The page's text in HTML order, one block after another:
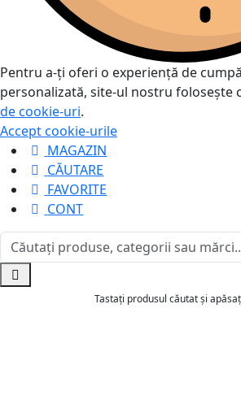
Pentru a-ți oferi o experiență de
personalizată, site-ul nostru folosește
de cookie-uri.
Accept cookie-urile
MAGAZIN
CĂUTARE
FAVORITE
CONT
Tastați produsul căutat și